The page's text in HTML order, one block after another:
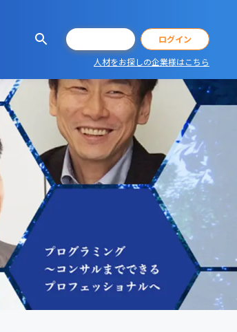
ログイン
人材をお探しの企業様はこちら